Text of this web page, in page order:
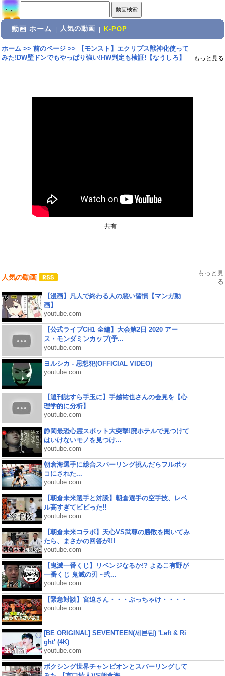
動画 ホーム 人気の動画 K-POP
ホーム>> 前のページ>>
【モンスト】エクリプス獣神化使って
みた!DW壁ドンでもやっぱり強い!HW判定も検証!【なうしろ】
もっと見る
共有:
人気の動画
もっと見
る
【漫画】凡人で終わる人の悪い習慣【マンガ動
画】
youtube.com
【公式ライブCH1 全編】大会第2日 2020 アー
ス・モンダミンカップ(予...
youtube.com
ヨルシカ - 思想犯(OFFICIAL VIDEO)
youtube.com
【週刊誌すら手玉に】手越祐也さんの会見を【心
理学的に分析】
youtube.com
静岡最恐心霊スポット大突撃!廃ホテルで見つけて
はいけないモノを見つけ...
youtube.com
朝倉海選手に総合スパーリング挑んだらフルボッ
コにされた...
youtube.com
【朝倉未来選手と対談】朝倉選手の空手技、レベ
ル高すぎてビビった!!
youtube.com
【朝倉未来コラボ】天心VS武尊の勝敗を聞いてみ
たら、まさかの回答が!!!
youtube.com
【鬼滅一番くじ】リベンジなるか!? よゐこ有野が
一番くじ 鬼滅の刃 ~弐...
youtube.com
【緊急対談】宮迫さん・・・ぶっちゃけ・・・・
youtube.com
[BE ORIGINAL] SEVENTEEN(세븐틴) 'Left & Ri
ght' (4K)
youtube.com
ボクシング世界チャンピオンとスパーリングして